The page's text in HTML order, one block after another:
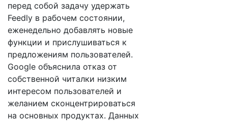
перед собой задачу удержать
Feedly в рабочем состоянии,
еженедельно добавлять новые
функции и прислушиваться к
предложениям пользователей.
Google объяснила отказ от
собственной читалки низким
интересом пользователей и
желанием сконцентрироваться
на основных продуктах. Данных